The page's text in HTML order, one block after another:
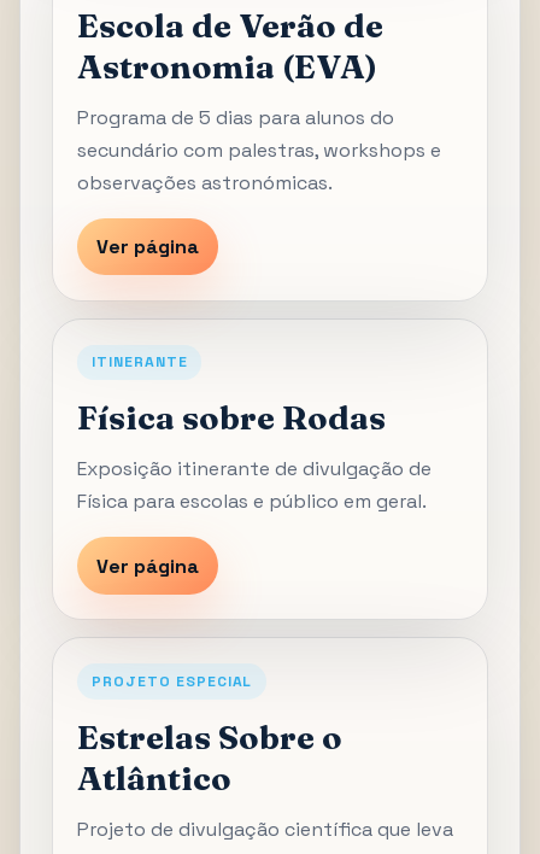
Escola de Verão de
Astronomia (EVA)
Programa de 5 dias para alunos do
secundário com palestras, workshops e
observações astronómicas.
Ver página
ITINERANTE
Física sobre Rodas
Exposição itinerante de divulgação de
Física para escolas e público em geral.
Ver página
PROJETO ESPECIAL
Estrelas Sobre o
Atlântico
Projeto de divulgação científica que leva